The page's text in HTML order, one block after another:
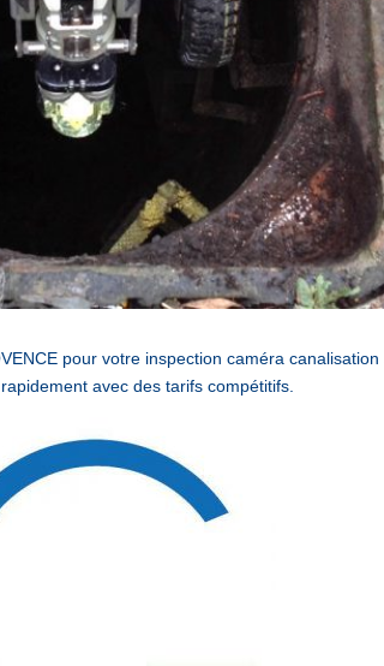
pour votre inspection caméra
avec des tarifs compétitifs.